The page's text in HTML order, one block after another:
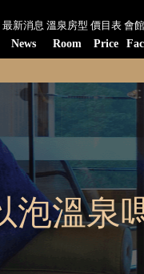
最新消息
News
溫泉房型
Room
價目表
Price
會
泡溫泉